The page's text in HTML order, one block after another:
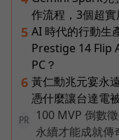
作流程，3個超
5 AI 時代的行動生
Prestige 14 Flip
PC？
6 黃仁勳兆元宴永
憑什麼讓台達電
PR
100 MVP 倒數
永續才能成就